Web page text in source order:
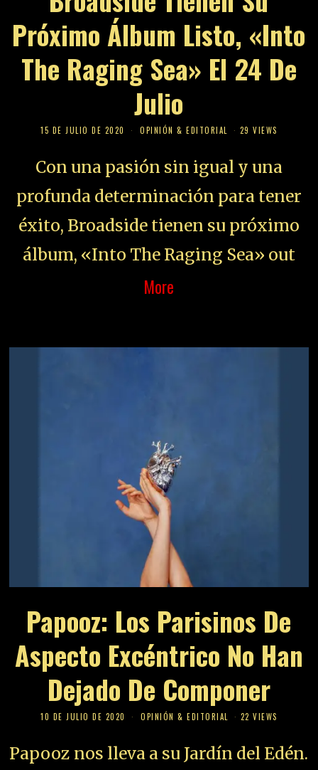
Próximo Álbum Listo, «Into
The Raging Sea» El 24 De
Julio
15 DE JULIO DE 2020 OPINIÓN & EDITORIAL 29 VIEWS
Con una pasión sin igual y una
profunda determinación para tener
éxito, Broadside tienen su próximo
álbum, «Into The Raging Sea» out
More
Papooz: Los Parisinos De
Aspecto Excéntrico No Han
Dejado De Componer
10 DE JULIO DE 2020 OPINIÓN & EDITORIAL 22 VIEWS
Papooz nos lleva a su Jardín del Edén.